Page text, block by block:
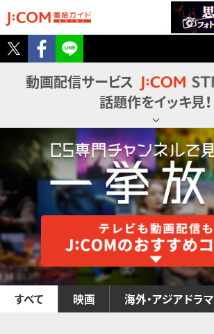
Twitter Facebook
動画配信サービス
話題作をイッキ見！
すべて 映画 海外・アジアドラマ